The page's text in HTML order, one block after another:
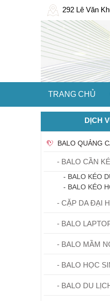
292 Lê Văn
TRANG CHỦ
DỊCH
BALO QUẢNG
- BALO CẦN
- BALO KÉO
- BALO KÉO
- CẶP DA ĐẠI
- BALO
- BALO MẦM
- BALO HỌC
- BALO DU